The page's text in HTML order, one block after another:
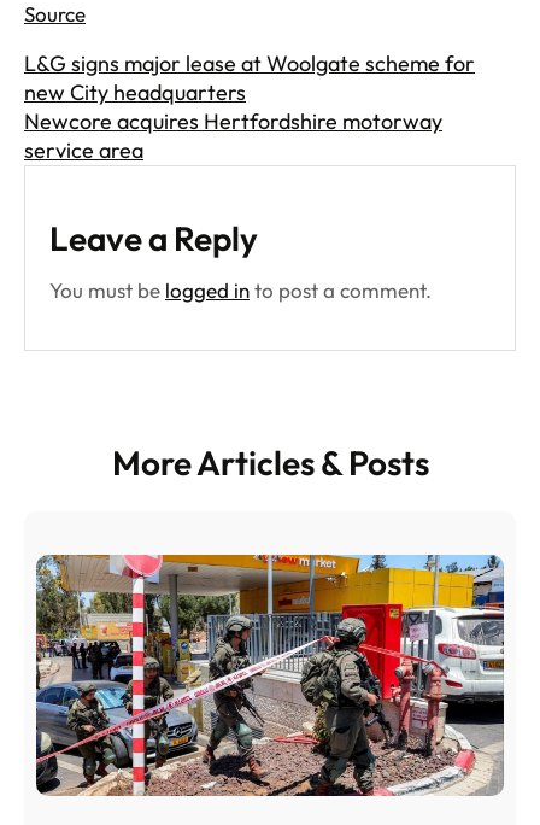
Source
L&G signs major lease at Woolgate scheme for
new City headquarters
Newcore acquires Hertfordshire motorway
service area
Leave a Reply
You must be logged into post a comment.
More Articles & Posts